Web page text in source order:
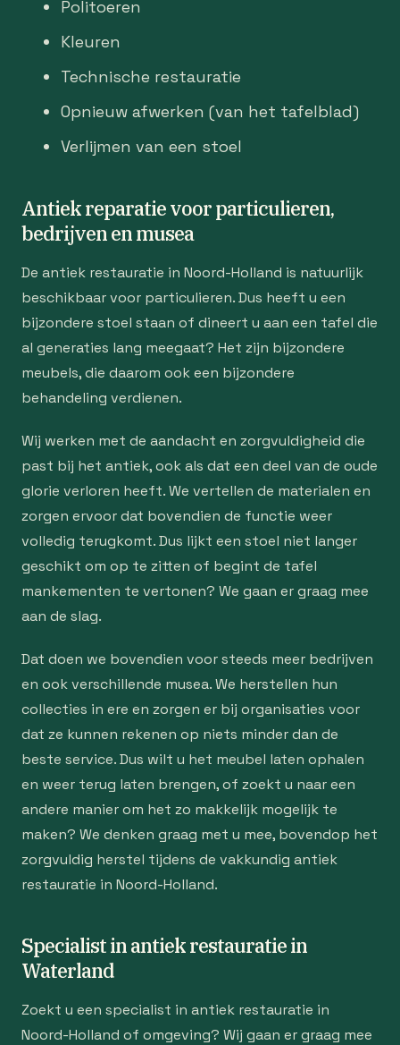
Politoeren
Kleuren
Technische restauratie
Opnieuw afwerken (van het tafelblad)
Verlijmen van een stoel
Antiek reparatie voor particulieren,
bedrijven en musea
De antiek restauratie in Noord-Holland is natuurlijk
beschikbaar voor particulieren. Dus heeft u een
bijzondere stoel staan of dineert u aan een tafel die
al generaties lang meegaat? Het zijn bijzondere
meubels, die daarom ook een bijzondere
behandeling verdienen.
Wij werken met de aandacht en zorgvuldigheid die
past bij het antiek, ook als dat een deel van de oude
glorie verloren heeft. We vertellen de materialen en
zorgen ervoor dat bovendien de functie weer
volledig terugkomt. Dus lijkt een stoel niet langer
geschikt om op te zitten of begint de tafel
mankementen te vertonen? We gaan er graag mee
aan de slag.
Dat doen we bovendien voor steeds meer bedrijven
en ook verschillende musea. We herstellen hun
collecties in ere en zorgen er bij organisaties voor
dat ze kunnen rekenen op niets minder dan de
beste service. Dus wilt u het meubel laten ophalen
en weer terug laten brengen, of zoekt u naar een
andere manier om het zo makkelijk mogelijk te
maken? We denken graag met u mee, bovendop het
zorgvuldig herstel tijdens de vakkundig antiek
restauratie in Noord-Holland.
Specialist in antiek restauratie in
Waterland
Zoekt u een specialist in antiek restauratie in
Noord-Holland of omgeving? Wij gaan er graag mee